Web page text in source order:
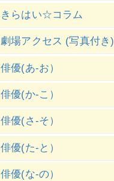
きらはい☆コラム
劇場アクセス (写真付き)
俳優(あ-お）
俳優(か-こ）
俳優(さ-そ）
俳優(た-と）
俳優(な-の）